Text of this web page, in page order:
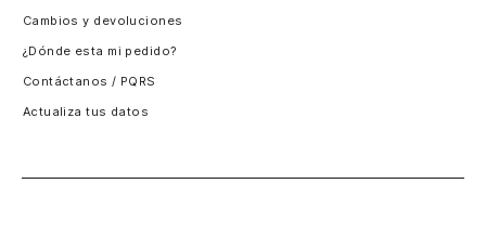
Cambios y devoluciones
¿Dónde esta mi pedido?
Contáctanos / PQRS
Actualiza tus datos